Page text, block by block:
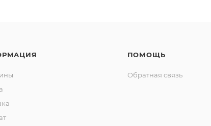
ПОМОЩЬ
Обратная связь